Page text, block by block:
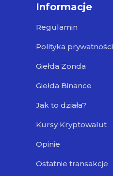
Informacje
Regulamin
Polityka prywatności
Giełda Zonda
Giełda Binance
Jak to działa?
Kursy Kryptowalut
Opinie
Ostatnie transakcje